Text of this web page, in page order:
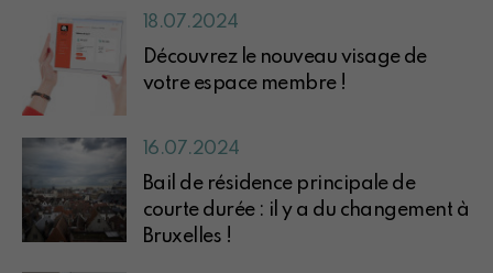
18.07.2024
Découvrez le nouveau visage de
votre espace membre !
16.07.2024
Bail de résidence principale de
courte durée : il y a du changement à
Bruxelles !